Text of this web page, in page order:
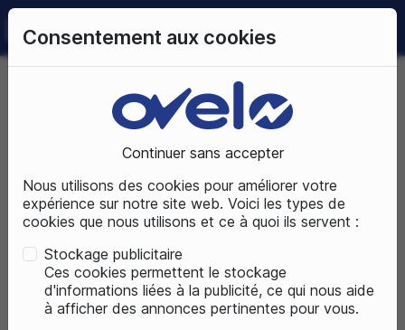
Consentement aux cookies
Continuer sans accepter
Nous utilisons des cookies pour améliorer votre
expérience sur notre site web. Voici les types de
cookies que nous utilisons et ce à quoi ils servent :
Stockage publicitaire
Ces cookies permettent le stockage
d'informations liées à la publicité, ce qui nous aide
à afficher des annonces pertinentes pour vous.
09 72 50 25 70 LUNDI AU SAMEDIDE 10H À 19H
Pièces détachées
Accessoires vélos
ACCESSOIRES VÉLOS